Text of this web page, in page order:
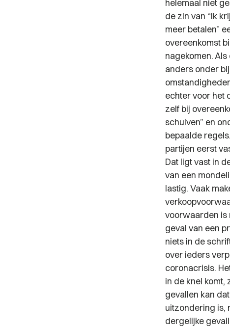
helemaal niet
de zin van “ik
meer betalen”
overeenkomst
nagekomen.
anders onder
echter voor het
zelf bij
schuiven” en
bepaalde
partijen eerst
Dat ligt vast in
van een
lastig. Vaak
voorwaarden is
geval van een
niets in de
over ieders
coronacrisis.
in de knel
gevallen kan
uitzondering is,
dergelijke